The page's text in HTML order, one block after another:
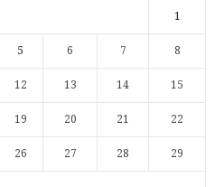
1
5 6 7 8
12 13 14 15
19 20 21 22
26 27 28 29